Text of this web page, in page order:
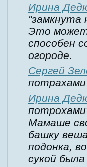
Ирина
"замкнута
Это может
способен
огороде.
Сергей
Ирина
Мамаше
башку
подонка,
сукой